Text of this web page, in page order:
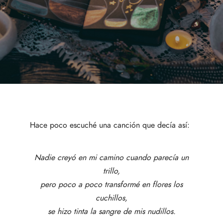
Hace poco escuché una canción que decía así:
Nadie creyó en mi camino cuando parecía un
trillo,
pero poco a poco transformé en flores los
cuchillos,
se hizo tinta la sangre de mis nudillos.